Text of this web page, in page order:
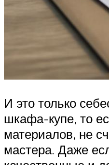
И это только
шкафа-купе, то
материалов, не
мастера. Даже